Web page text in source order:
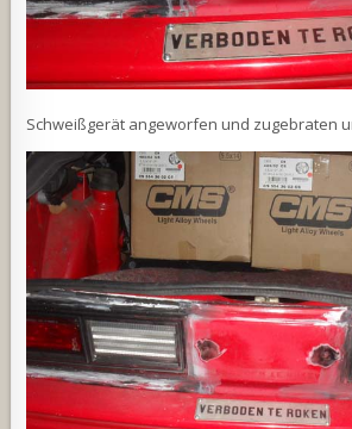
Schweißgerät angeworfen und zugebraten